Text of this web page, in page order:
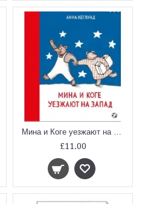
Мина и Коге уезжают на запад
£11.00